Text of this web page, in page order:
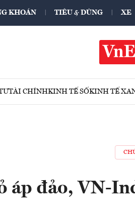
KHOÁN TIÊU & DÙNG XE
TÀI CHÍNHKINH TẾ SỐKINH TẾ
áp đảo, VN-